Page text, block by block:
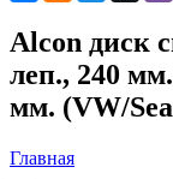
Alcon диск
леп., 240
мм. (VW/
Главная